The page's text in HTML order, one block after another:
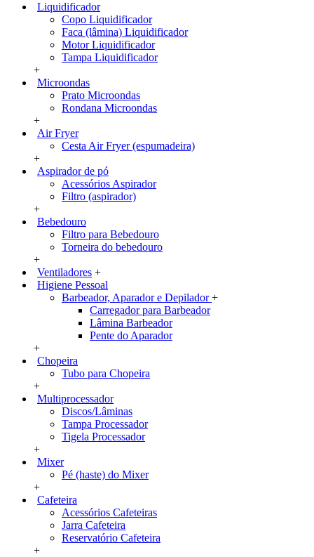
Liquidificador
Copo Liquidificador
Faca (lâmina) Liquidificador
Motor Liquidificador
Tampa Liquidificador
+
Microondas
Prato Microondas
Rondana Microondas
+
Air Fryer
Cesta Air Fryer (espumadeira)
+
Aspirador de pó
Acessórios Aspirador
Filtro (aspirador)
+
Bebedouro
Filtro para Bebedouro
Torneira do bebedouro
+
Ventiladores +
Higiene Pessoal
Barbeador, Aparador e Depilador+
Carregador para Barbeador
Lâmina Barbeador
Pente do Aparador
+
Chopeira
Tubo para Chopeira
+
Multiprocessador
Discos/Lâminas
Tampa Processador
Tigela Processador
+
Mixer
Pé (haste) do Mixer
+
Cafeteira
Acessórios Cafeteiras
Jarra Cafeteira
Reservatório Cafeteira
+